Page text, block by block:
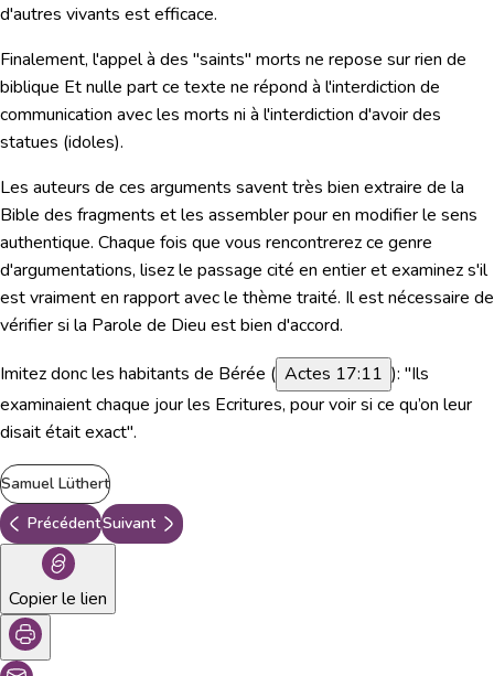
d'autres vivants est efficace.
Finalement, l'appel à des "saints" morts ne repose sur rien de
biblique Et nulle part ce texte ne répond à l'interdiction de
communication avec les morts ni à l'interdiction d'avoir des
statues (idoles).
Les auteurs de ces arguments savent très bien extraire de la
Bible des fragments et les assembler pour en modifier le sens
authentique. Chaque fois que vous rencontrerez ce genre
d'argumentations, lisez le passage cité en entier et examinez s'il
est vraiment en rapport avec le thème traité. Il est nécessaire de
vérifier si la Parole de Dieu est bien d'accord.
Imitez donc les habitants de Bérée ( Actes 17:11 ): "Ils
examinaient chaque jour les Ecritures, pour voir si ce qu’on leur
disait était exact".
Samuel Lüthert
PrécédentSuivant
Copier le lien